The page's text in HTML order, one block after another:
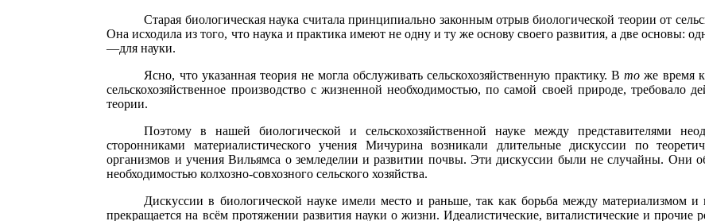
Старая биологическая наука считала принципиально законным отрыв биологической теории от
Она исходила из того, что наука и практика имеют не одну и ту же основу своего развития, а две основы:
—для науки.
Ясно, что указанная теория не могла обслуживать сельскохозяйственную практику. Втоже время
сельскохозяйственное производство с жизненной необходимостью, по самой своей природе, требовало
теории.
Поэтому в нашей биологической и сельскохозяйственной науке между представителями
сторонниками материалистического учения Мичурина возникали длительные дискуссии по
организмов и учения Вильямса о земледелии и развитии почвы. Эти дискуссии были не случайны. Они
необходимостью колхозно-совхозного сельского хозяйства.
Дискуссии в биологической науке имели место и раньше, так как борьба между материализмом
прекращается на всём протяжении развития науки о жизни. Идеалистические, виталистические и